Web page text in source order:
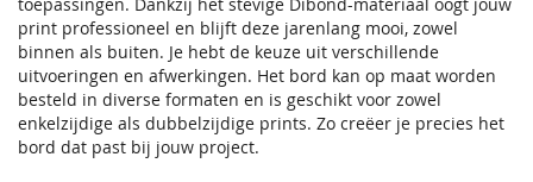
toepassingen. Dankzij het stevige Dibond-materiaal oogt jouw
print professioneel en blijft deze jarenlang mooi, zowel
binnen als buiten. Je hebt de keuze uit verschillende
uitvoeringen en afwerkingen. Het bord kan op maat worden
besteld in diverse formaten en is geschikt voor zowel
enkelzijdige als dubbelzijdige prints. Zo creëer je precies het
bord dat past bij jouw project.